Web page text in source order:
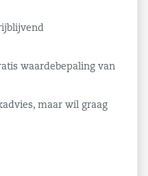
waardebepaling van
maar wil graag